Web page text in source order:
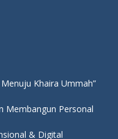
Khaira Ummah”
Membangun Personal
& Digital